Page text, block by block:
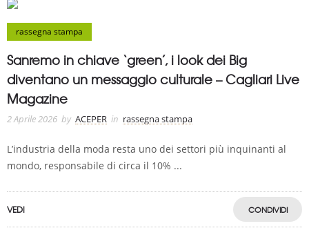
rassegna stampa
Sanremo in chiave ‘green’, i look dei Big
diventano un messaggio culturale – Cagliari Live
Magazine
2 Aprile 2026 by ACEPER in rassegna stampa
L’industria della moda resta uno dei settori più inquinanti al
mondo, responsabile di circa il 10% ...
VEDI CONDIVIDI